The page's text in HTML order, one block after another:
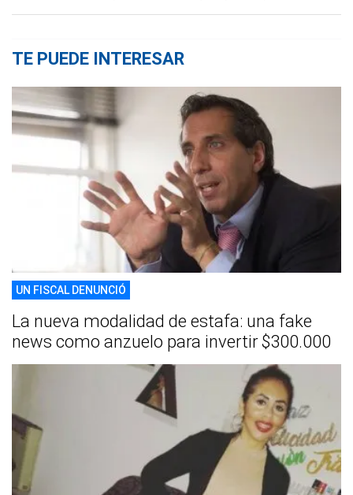
TE PUEDE INTERESAR
UN FISCAL DENUNCIÓ
La nueva modalidad de estafa: una fake
news como anzuelo para invertir $300.000